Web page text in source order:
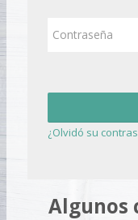
¿Olvidó su
Algunos